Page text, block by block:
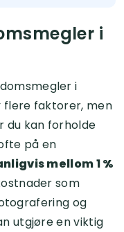
i
i
flere faktorer, men
du kan forholde
på en
mellom 1 %
som
og
utgjøre en viktig